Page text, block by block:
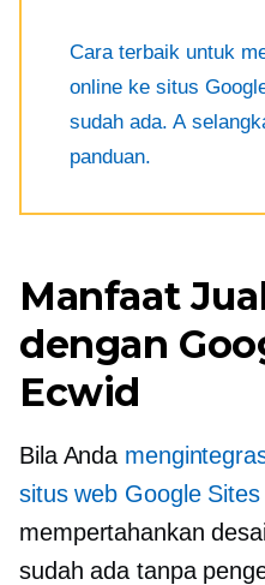
Cara terbaik untuk
online ke situs
sudah ada. A
panduan.
Manfaat
dengan
Ecwid
Bila Anda
situs web Google Sites
mempertahankan
sudah ada tanpa